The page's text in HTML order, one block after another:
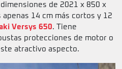
dimensiones de 2021 x 850 x
14 cm más cortos y 12
Versys 650. Tiene
protecciones de motor o
atractivo aspecto.